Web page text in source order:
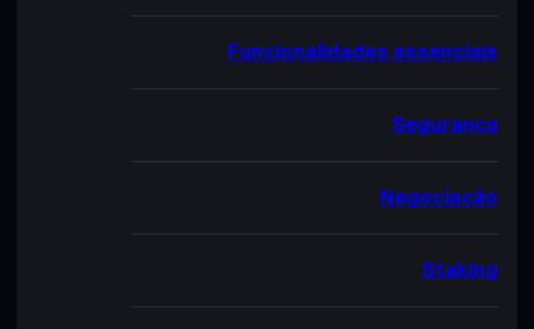
Funcionalidades essenciais
Segurança
Negociação
Staking